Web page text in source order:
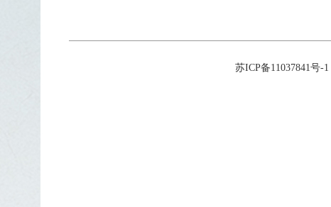
苏ICP备11037841号-1